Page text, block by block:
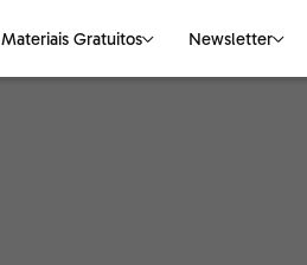
Materiais Gratuitos Newsletter